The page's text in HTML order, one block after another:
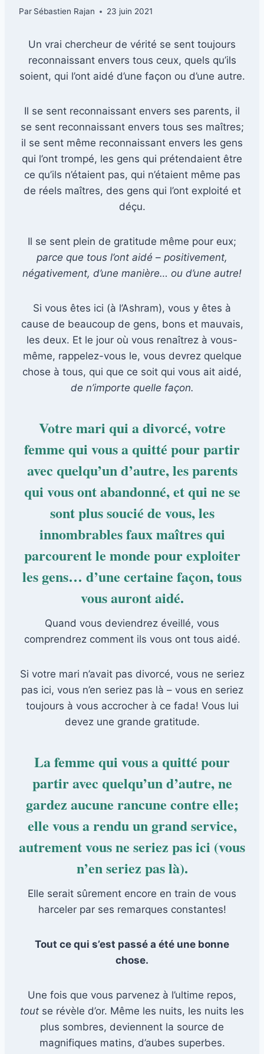
Par Sébastien Rajan 23 juin 2021
Un vrai chercheur de vérité se sent toujours
reconnaissant envers tous ceux, quels qu’ils
soient, qui l’ont aidé d’une façon ou d’une autre.
Il se sent reconnaissant envers ses parents, il
se sent reconnaissant envers tous ses maîtres;
il se sent même reconnaissant envers les gens
qui l’ont trompé, les gens qui prétendaient être
ce qu’ils n’étaient pas, qui n’étaient même pas
de réels maîtres, des gens qui l’ont exploité et
déçu.
Il se sent plein de gratitude même pour eux;
parce que tous l’ont aidé – positivement,
négativement, d’une manière… ou d’une autre!
Si vous êtes ici (à l’Ashram), vous y êtes à
cause de beaucoup de gens, bons et mauvais,
les deux. Et le jour où vous renaîtrez à vous-
même, rappelez-vous le, vous devrez quelque
chose à tous, qui que ce soit qui vous ait aidé,
de n’importe quelle façon.
Votre mari qui a divorcé, votre
femme qui vous a quitté pour partir
avec quelqu’un d’autre, les parents
qui vous ont abandonné, et qui ne se
sont plus soucié de vous, les
innombrables faux maîtres qui
parcourent le monde pour exploiter
les gens… d’une certaine façon, tous
vous auront aidé.
Quand vous deviendrez éveillé, vous
comprendrez comment ils vous ont tous aidé.
Si votre mari n’avait pas divorcé, vous ne seriez
pas ici, vous n’en seriez pas là – vous en seriez
toujours à vous accrocher à ce fada! Vous lui
devez une grande gratitude.
La femme qui vous a quitté pour
partir avec quelqu’un d’autre, ne
gardez aucune rancune contre elle;
elle vous a rendu un grand service,
autrement vous ne seriez pas ici (vous
n’en seriez pas là).
Elle serait sûrement encore en train de vous
harceler par ses remarques constantes!
Tout ce qui s’est passé a été une bonne
chose.
Une fois que vous parvenez à l’ultime repos,
tout se révèle d’or. Même les nuits, les nuits les
plus sombres, deviennent la source de
magnifiques matins, d’aubes superbes.